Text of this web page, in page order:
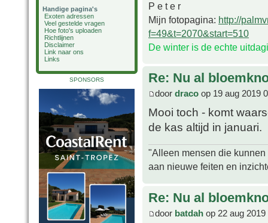
Handige pagina's
Exoten adressen
Veel gestelde vragen
Hoe foto's uploaden
Richtlijnen
Disclaimer
Link naar ons
Links
SPONSORS
P e t e r
Mijn fotopagina: http://
f=49&t=2070&start=510
De winter is de echte
Re: Nu al
door draco op 19 aug 2019
Mooi toch - komt
de kas altijd in januari.
"Alleen mensen die
aan nieuwe feiten en
Re: Nu al
door batdah op 22 aug 2019